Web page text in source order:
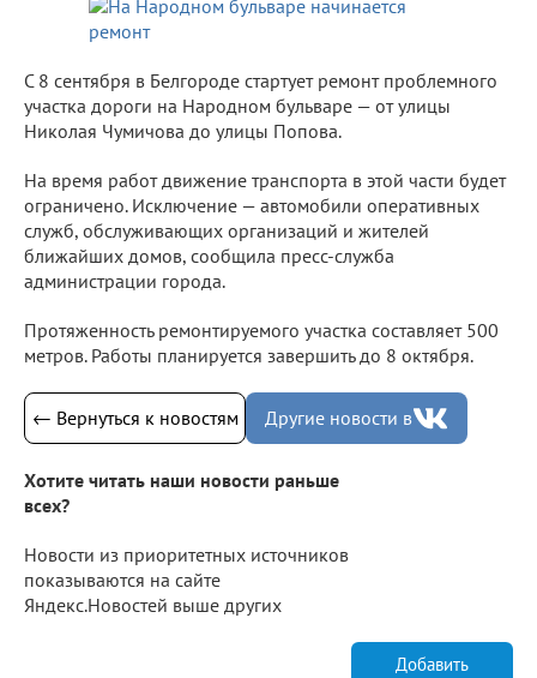
С 8 сентября в Белгороде стартует ремонт проблемного
участка дороги на Народном бульваре — от улицы
Николая Чумичова до улицы Попова.
На время работ движение транспорта в этой части будет
ограничено. Исключение — автомобили оперативных
служб, обслуживающих организаций и жителей
ближайших домов, сообщила пресс-служба
администрации города.
Протяженность ремонтируемого участка составляет 500
метров. Работы планируется завершить до 8 октября.
← Вернуться к новостям Другие новости в
Хотите читать наши новости раньше
всех?
Новости из приоритетных источников
показываются на сайте
Яндекс.Новостей выше других
Добавить